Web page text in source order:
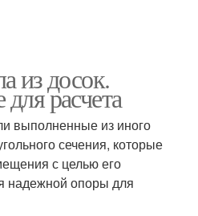
из досок.
расчета
выполненные из иного
сечения, которые
с целью его
надежной опоры для